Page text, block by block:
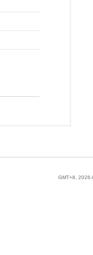
GMT+8,